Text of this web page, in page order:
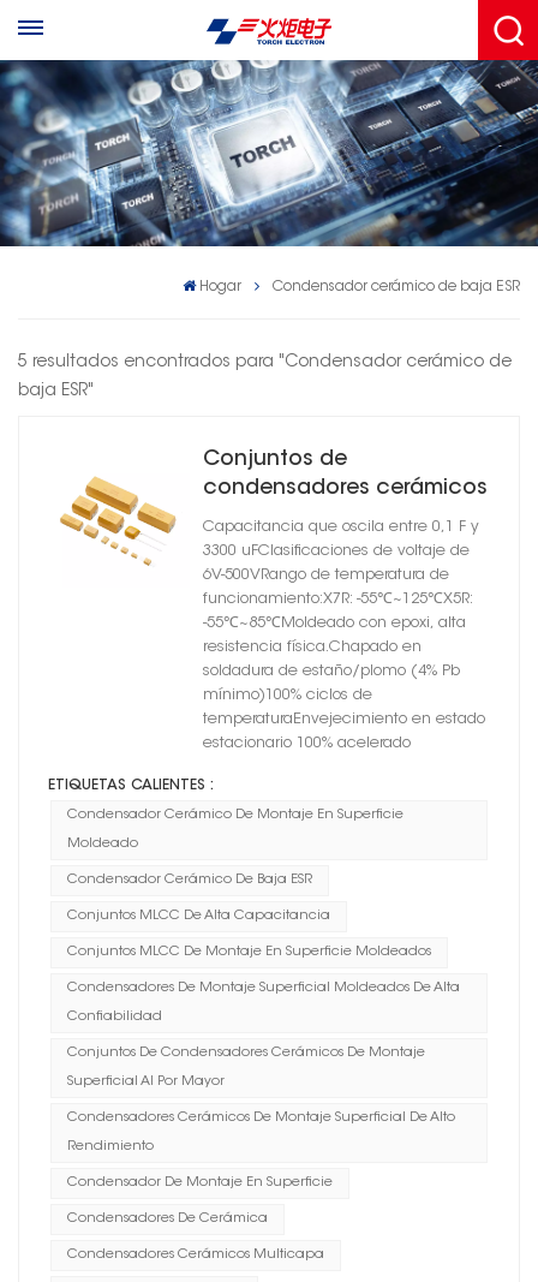
Hogar Condensador cerámico de baja ESR
5 resultados encontrados para "Condensador cerámico de
baja ESR"
Conjuntos de
condensadores cerámicos
de montaje en superficie
moldeados
Capacitancia que oscila entre 0,1 F y
3300 uFClasificaciones de voltaje de
6V-500VRango de temperatura de
funcionamiento:X7R: -55℃~125℃X5R:
-55℃~85℃Moldeado con epoxi, alta
resistencia física.Chapado en
soldadura de estaño/plomo (4% Pb
mínimo)100% ciclos de
temperaturaEnvejecimiento en estado
estacionario 100% acelerado
ETIQUETAS CALIENTES :
Condensador Cerámico De Montaje En Superficie
Moldeado
Condensador Cerámico De Baja ESR
Conjuntos MLCC De Alta Capacitancia
Conjuntos MLCC De Montaje En Superficie Moldeados
Condensadores De Montaje Superficial Moldeados De Alta
Confiabilidad
Conjuntos De Condensadores Cerámicos De Montaje
Superficial Al Por Mayor
Condensadores Cerámicos De Montaje Superficial De Alto
Rendimiento
Condensador De Montaje En Superficie
Condensadores De Cerámica
Condensadores Cerámicos Multicapa